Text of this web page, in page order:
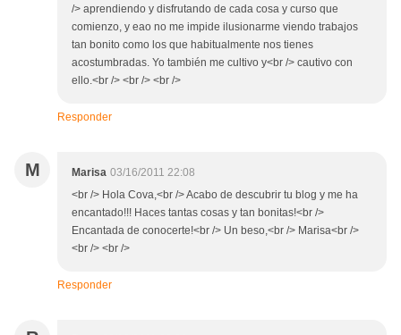
/> aprendiendo y disfrutando de cada cosa y curso que
comienzo, y eao no me impide ilusionarme viendo trabajos
tan bonito como los que habitualmente nos tienes
acostumbradas. Yo también me cultivo y<br /> cautivo con
ello.<br /> <br /> <br />
Responder
M Marisa 03/16/2011 22:08
<br /> Hola Cova,<br /> Acabo de descubrir tu blog y me ha
encantado!!! Haces tantas cosas y tan bonitas!<br />
Encantada de conocerte!<br /> Un beso,<br /> Marisa<br />
<br /> <br />
Responder